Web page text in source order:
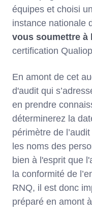
équipes et choisi
instance nationale
vous soumettre à
certification
En amont de cet
d'audit qui
en prendre
déterminerez la
périmètre de
les noms des
bien à l'esprit que
la conformité de
RNQ, il est donc
préparé en amont